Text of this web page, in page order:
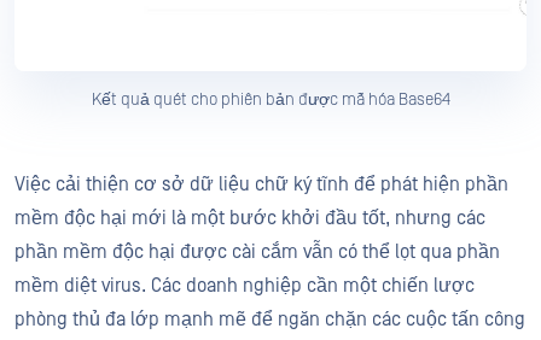
Kết quả quét cho phiên bản được mã hóa Base64
Việc cải thiện cơ sở dữ liệu chữ ký tĩnh để phát hiện phần
mềm độc hại mới là một bước khởi đầu tốt, nhưng các
phần mềm độc hại được cài cắm vẫn có thể lọt qua phần
mềm diệt virus. Các doanh nghiệp cần một chiến lược
phòng thủ đa lớp mạnh mẽ để ngăn chặn các cuộc tấn công